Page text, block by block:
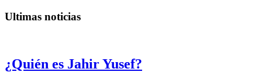
Ultimas noticias
¿Quién es Jahir Yusef?